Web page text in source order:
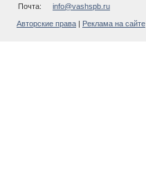
Почта:
info@vashspb.ru
Авторские права Реклама на сайте